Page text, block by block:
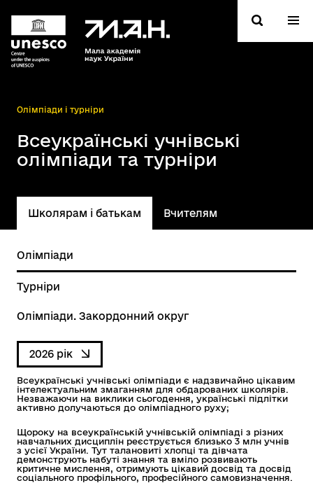
Oлімпіади і турніри
Всеукраїнські учнівські
олімпіади та турніри
Школярам і батькам Вчителям
Олімпіади
Турніри
Олімпіади. Закордонний округ
2026 рік
Всеукраїнські учнівські олімпіади є надзвичайно цікавим
інтелектуальним змаганням для обдарованих школярів.
Незважаючи на виклики сьогодення, українські підлітки
активно долучаються до олімпіадного руху;
Щороку на всеукраїнській учнівській олімпіаді з різних
навчальних дисциплін реєструється близько 3 млн учнів
з усієї України. Тут талановиті хлопці та дівчата
демонструють набуті знання та вміло розвивають
критичне мислення, отримують цікавий досвід та досвід
соціального профільного, професійного самовизначення.